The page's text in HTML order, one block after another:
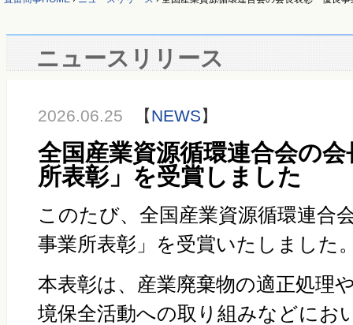
ニュースリリース
2026.06.25 【NEWS】
全国産業資源循環連合会の
所表彰」を受賞しました
このたび、全国産業資源循環連合
事業所表彰」を受賞いたしました
本表彰は、産業廃棄物の適正処理
境保全活動への取り組みなどにお